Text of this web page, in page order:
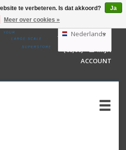
GBP
AUD
Nederlands
Deutsch
English
WINKELWAGEN
(€0,00)
MIJN
ACCOUNT
te verbeteren. Is dat akkoord?
Ja
Meer over cookies »